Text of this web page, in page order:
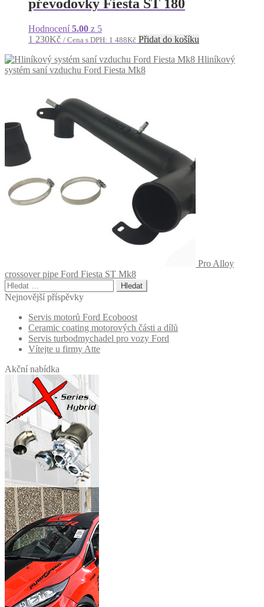
převodovky Fiesta ST 180
Hodnocení5.00 z 5
1 230Kč / Cena s DPH: 1 488Kč Přidat do košíku
Hliníkový
systém saní vzduchu Ford Fiesta Mk8
Pro Alloy
crossover pipe Ford Fiesta ST Mk8
Vyhledávání
Nejnovější příspěvky
Servis motorů Ford Ecoboost
Ceramic coating motorových části a dílů
Servis turbodmychadel pro vozy Ford
Vítejte u firmy Atte
Akční nabídka